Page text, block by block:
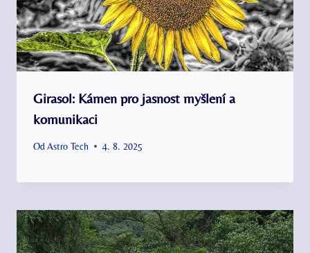
Girasol: Kámen pro jasnost myšlení a
komunikaci
Od Astro Tech 4. 8. 2025